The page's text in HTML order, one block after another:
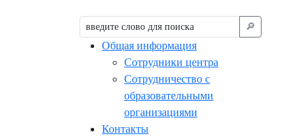
🔎︎
Общая информация
Сотрудники центра
Сотрудничество с
образовательными
организациями
Контакты